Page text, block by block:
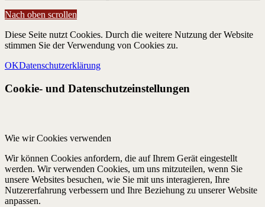
Nach oben scrollen
Diese Seite nutzt Cookies. Durch die weitere Nutzung der Website
stimmen Sie der Verwendung von Cookies zu.
OKDatenschutzerklärung
Cookie- und Datenschutzeinstellungen
Wie wir Cookies verwenden
Wir können Cookies anfordern, die auf Ihrem Gerät eingestellt
werden. Wir verwenden Cookies, um uns mitzuteilen, wenn Sie
unsere Websites besuchen, wie Sie mit uns interagieren, Ihre
Nutzererfahrung verbessern und Ihre Beziehung zu unserer Website
anpassen.